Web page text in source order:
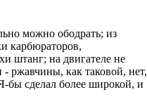
можно ободрать; из
карбюраторов,
штанг; на двигателе не
ржавчины, как таковой, нет,
бы сделал более широкой, и